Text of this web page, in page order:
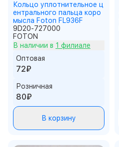
Кольцо уплотнительное ц
ентрального пальца коро
мысла Foton FL936F
9D20-727000
FOTON
В наличии в 1 филиале
Оптовая
72₽
Розничная
80₽
В корзину